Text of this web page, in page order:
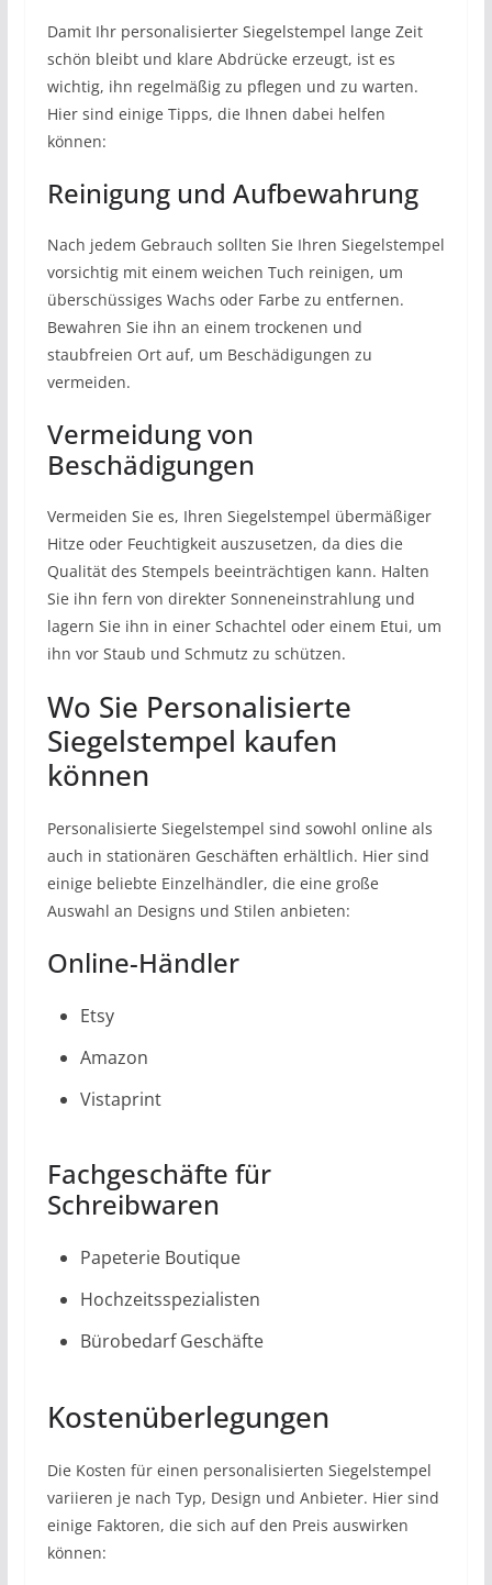
Damit Ihr personalisierter Siegelstempel lange Zeit
schön bleibt und klare Abdrücke erzeugt, ist es
wichtig, ihn regelmäßig zu pflegen und zu warten.
Hier sind einige Tipps, die Ihnen dabei helfen
können:
Reinigung und Aufbewahrung
Nach jedem Gebrauch sollten Sie Ihren Siegelstempel
vorsichtig mit einem weichen Tuch reinigen, um
überschüssiges Wachs oder Farbe zu entfernen.
Bewahren Sie ihn an einem trockenen und
staubfreien Ort auf, um Beschädigungen zu
vermeiden.
Vermeidung von
Beschädigungen
Vermeiden Sie es, Ihren Siegelstempel übermäßiger
Hitze oder Feuchtigkeit auszusetzen, da dies die
Qualität des Stempels beeinträchtigen kann. Halten
Sie ihn fern von direkter Sonneneinstrahlung und
lagern Sie ihn in einer Schachtel oder einem Etui, um
ihn vor Staub und Schmutz zu schützen.
Wo Sie Personalisierte
Siegelstempel kaufen
können
Personalisierte Siegelstempel sind sowohl online als
auch in stationären Geschäften erhältlich. Hier sind
einige beliebte Einzelhändler, die eine große
Auswahl an Designs und Stilen anbieten:
Online-Händler
Etsy
Amazon
Vistaprint
Fachgeschäfte für
Schreibwaren
Papeterie Boutique
Hochzeitsspezialisten
Bürobedarf Geschäfte
Kostenüberlegungen
Die Kosten für einen personalisierten Siegelstempel
variieren je nach Typ, Design und Anbieter. Hier sind
einige Faktoren, die sich auf den Preis auswirken
können: